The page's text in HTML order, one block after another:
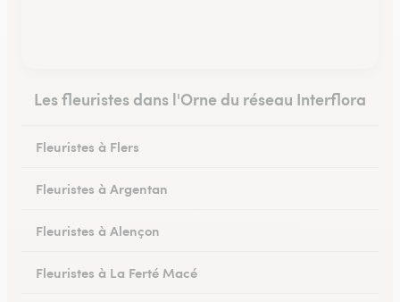
Les fleuristes dans l'Orne du réseau Interflora
Fleuristes à Flers
Fleuristes à Argentan
Fleuristes à Alençon
Fleuristes à La Ferté Macé